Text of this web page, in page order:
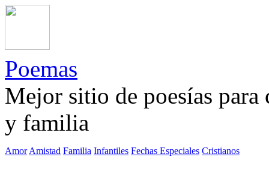
Poemas
Mejor sitio de poesías
y familia
Amor Amistad Familia Infantiles Fechas Especiales Cristianos